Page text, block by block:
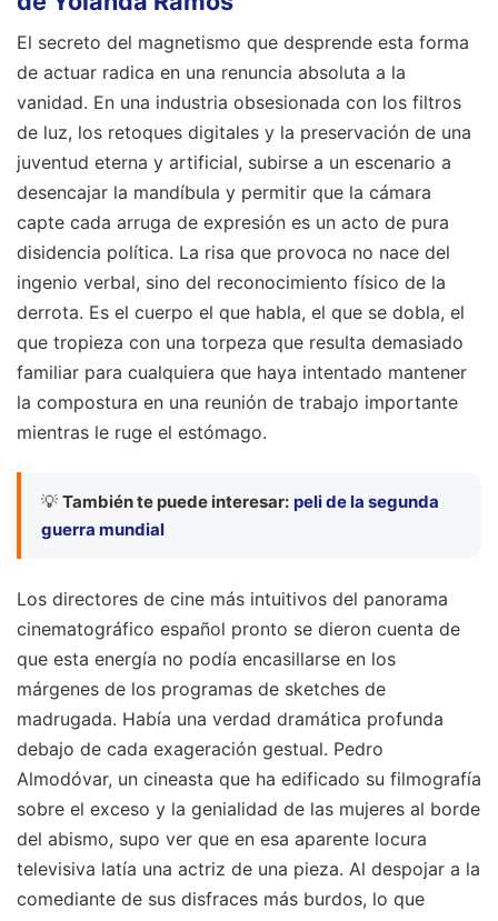
El secreto del magnetismo que desprende esta forma
de actuar radica en una renuncia absoluta a la
vanidad. En una industria obsesionada con los filtros
de luz, los retoques digitales y la preservación de una
juventud eterna y artificial, subirse a un escenario a
desencajar la mandíbula y permitir que la cámara
capte cada arruga de expresión es un acto de pura
disidencia política. La risa que provoca no nace del
ingenio verbal, sino del reconocimiento físico de la
derrota. Es el cuerpo el que habla, el que se dobla, el
que tropieza con una torpeza que resulta demasiado
familiar para cualquiera que haya intentado mantener
la compostura en una reunión de trabajo importante
mientras le ruge el estómago.
💡 También te puede interesar: peli de la segunda
guerra mundial
Los directores de cine más intuitivos del panorama
cinematográfico español pronto se dieron cuenta de
que esta energía no podía encasillarse en los
márgenes de los programas de sketches de
madrugada. Había una verdad dramática profunda
debajo de cada exageración gestual. Pedro
Almodóvar, un cineasta que ha edificado su filmografía
sobre el exceso y la genialidad de las mujeres al borde
del abismo, supo ver que en esa aparente locura
televisiva latía una actriz de una pieza. Al despojar a la
comediante de sus disfraces más burdos, lo que